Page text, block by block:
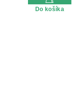
Do košíka